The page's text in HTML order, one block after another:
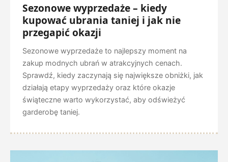
Sezonowe wyprzedaże – kiedy
kupować ubrania taniej i jak nie
przegapić okazji
Sezonowe wyprzedaże to najlepszy moment na
zakup modnych ubrań w atrakcyjnych cenach.
Sprawdź, kiedy zaczynają się największe obniżki, jak
działają etapy wyprzedaży oraz które okazje
świąteczne warto wykorzystać, aby odświeżyć
garderobę taniej.